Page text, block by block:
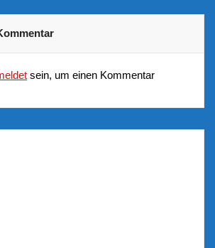
sein, um einen Kommentar